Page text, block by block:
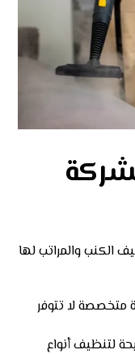
الكنب والمراتب لها
متخصصة لا تتوفر
لتنظيف أنواع